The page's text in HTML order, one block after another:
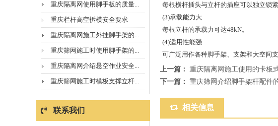
重庆隔离网使用脚手板的质量...
重庆栏杆高空拆模安全要求
重庆隔离网施工外挂脚手架的...
重庆筛网施工时使用脚手架的...
重庆隔离网介绍悬空作业安全...
重庆筛网施工时模板支撑立杆...
联系我们
每根横杆插头与立杆的插座可以独立锁
(3)承载能力大
每根立杆的承载力可达48kN。
(4)适用性能强
可广泛用作各种脚手架、支架和大空间支
上一篇： 重庆隔离网施工使用的卡板
下一篇： 重庆筛网介绍脚手架杆配件
相关信息